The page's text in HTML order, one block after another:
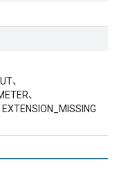
、
、